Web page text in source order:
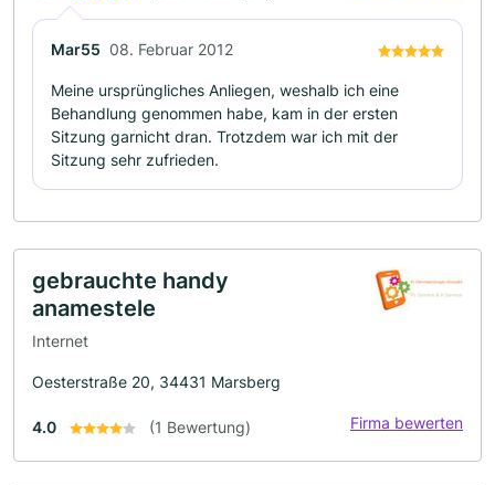
Mar55 08. Februar 2012
Meine ursprüngliches Anliegen, weshalb ich eine
Behandlung genommen habe, kam in der ersten
Sitzung garnicht dran. Trotzdem war ich mit der
Sitzung sehr zufrieden.
gebrauchte handy
anamestele
Internet
Oesterstraße 20, 34431 Marsberg
4.0 (1 Bewertung) Firma bewerten